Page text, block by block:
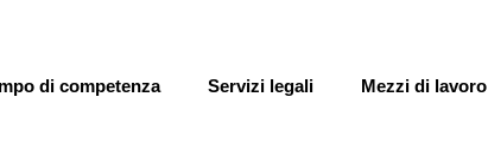
di competenza Mezzi di lavoro
Servizi legali